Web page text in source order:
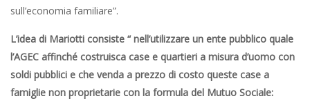
sull’economia familiare”.
L’idea di Mariotti consiste “ nell’utilizzare un ente pubblico quale
l’AGEC affinché costruisca case e quartieri a misura d’uomo con
soldi pubblici e che venda a prezzo di costo queste case a
famiglie non proprietarie con la formula del Mutuo Sociale: